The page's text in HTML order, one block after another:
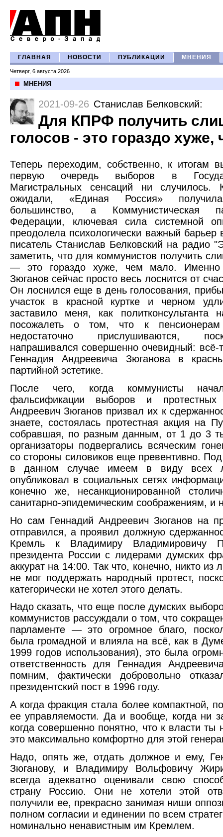
ГЛАВНАЯ НОВОСТИ ПУБЛИКАЦИИ МНЕНИЯ
Четверг, 6 августа 2026
МНЕНИЯ
2021-09-26 Станислав Белковский:
Для КПРФ получить
голосов - это гораздо
Теперь переходим, собственно, к итогам
первую очередь выборов в
Магистральных сенсаций ни
ожидали, «Единая Россия» получила
большинство, а Коммунистическая
Федерации, ключевая сила системной
преодолела психологически важный
писатель Станислав Белковский на радио
заметить, что для коммунистов получить
— это гораздо хуже, чем мало. Именно
Зюганов сейчас просто весь лоснится от
Он лоснился еще в день голосования,
участок в красной куртке и черном
заставило меня, как политконсультанта
посожалеть о том, что к
недостаточно прислушиваются,
напрашивался совершенно очевидный: всё-
Геннадия Андреевича Зюганова в
партийной эстетике.
После чего, когда коммунисты
фальсификации выборов и протестных
Андреевич Зюганов призвал их к
знаете, состоялась протестная акция на
собравшая, по разным данным, от 1 до 3
организаторы подвергались всяческим
со стороны силовиков еще превентивно.
в данном случае имеем в виду всех
опубликовал в социальных сетях
конечно же, несанкционированной
санитарно-эпидемическим соображениям, и
Но сам Геннадий Андреевич Зюганов на
отправился, а проявил должную
Кремль к Владимиру Владимировичу
президента России с лидерами думских
аккурат на 14:00. Так что, конечно, никто из
не мог поддержать народный протест,
категорически не хотел этого делать.
Надо сказать, что еще после думских
коммунистов рассуждали о том, что
парламенте — это огромное благо,
была громадной и влияла на всё, как в
1999 годов использования), это была
ответственность для Геннадия
помним, фактически добровольно
президентский пост в 1996 году.
А когда фракция стала более компактной,
ее управляемости. Да и вообще, когда ни
когда совершенно понятно, что к власти ты
это максимально комфортно для этой
Надо, опять же, отдать должное и ему,
Зюганову, и Владимиру Вольфовичу
всегда адекватно оценивали свою
страну Россию. Они не хотели этой
получили ее, прекрасно занимая ниши
полном согласии и единении по всем
номинально ненавистным им Кремлем.